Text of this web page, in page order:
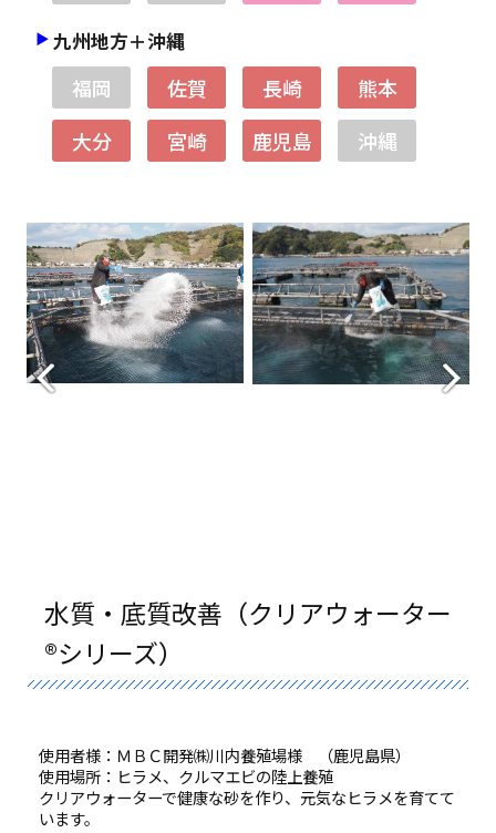
九州地方＋沖縄
福岡 佐賀 長崎
熊本
大分
宮崎 鹿児島 沖縄
水質・底質改善（クリアウォーター
®シリーズ）
使用者様：ＭＢＣ開発㈱川内養殖場様 （鹿児島県）
使用場所：ヒラメ、クルマエビの陸上養殖
クリアウォーターで健康な砂を作り、元気なヒラメを育てて
います。